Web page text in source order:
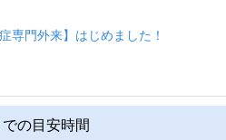
専門外来】はじめました！
の目安時間